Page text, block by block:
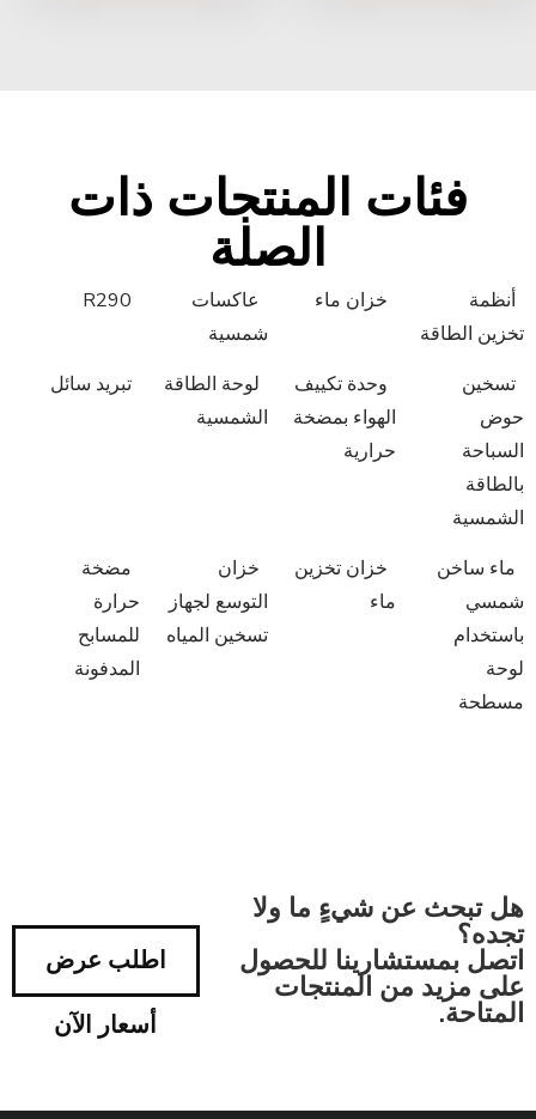
فئات المنتجات ذات
الصلة
أنظمة
تخزين الطاقة
خزان ماء
عاكسات
شمسية
R290
تسخين
حوض
السباحة
بالطاقة
الشمسية
وحدة تكييف
الهواء بمضخة
حرارية
لوحة الطاقة
الشمسية
تبريد سائل
ماء ساخن
شمسي
باستخدام
لوحة
مسطحة
خزان تخزين
ماء
خزان
التوسع لجهاز
تسخين المياه
مضخة
حرارة
للمسابح
المدفونة
هل تبحث عن شيءٍ ما ولا
تجده؟
اتصل بمستشارينا للحصول
على مزيد من المنتجات
المتاحة.
اطلب عرض
أسعار الآن